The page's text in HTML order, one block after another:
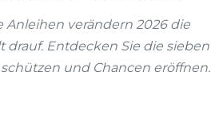
verändern 2026 die
drauf. Entdecken Sie die sieben
und Chancen eröffnen.